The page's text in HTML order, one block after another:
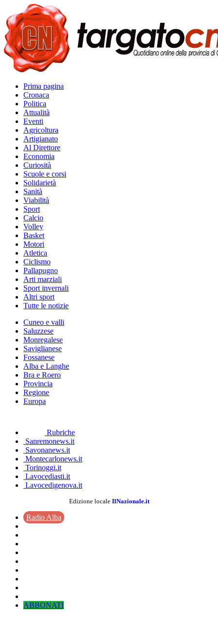
Prima pagina
Cronaca
Politica
Attualità
Eventi
Agricoltura
Artigianato
Al Direttore
Economia
Curiosità
Scuole e corsi
Solidarietà
Sanità
Viabilità
Sport
Calcio
Volley
Basket
Motori
Atletica
Ciclismo
Pallapugno
Arti marziali
Sport invernali
Altri sport
Tutte le notizie
Cuneo e valli
Saluzzese
Monregalese
Saviglianese
Fossanese
Alba e Langhe
Bra e Roero
Provincia
Regione
Europa
Rubriche
Sanremonews.it
Savonanews.it
Montecarlonews.it
Torinoggi.it
Lavocediasti.it
Lavocedigenova.it
Edizione locale IlNazionale.it
Radio Alba
ABBONATI